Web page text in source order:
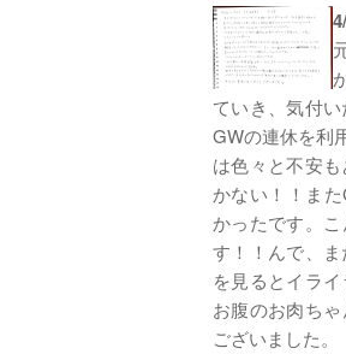
ていき、気付
GWの連休を利
は色々と不安
かない！！ま
かったです。
す！！んで、
を見るとイラ
お腹のお肉ち
ございました。